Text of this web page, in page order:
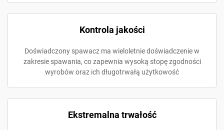
Kontrola jakości
Doświadczony spawacz ma wieloletnie doświadczenie w
zakresie spawania, co zapewnia wysoką stopę zgodności
wyrobów oraz ich długotrwałą użytkowość
Ekstremalna trwałość